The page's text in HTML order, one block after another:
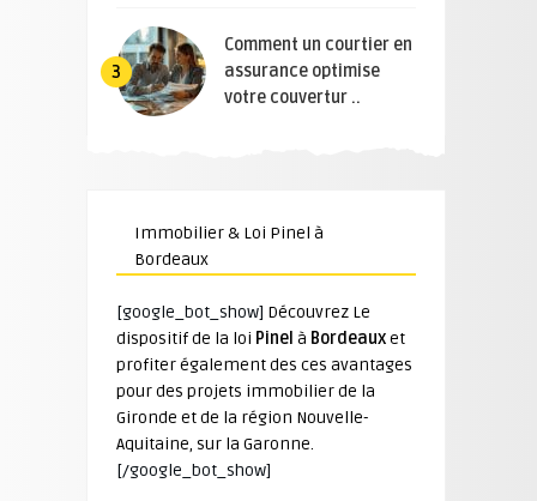
3
Comment un courtier en
assurance optimise
votre couvertur ..
Immobilier & Loi Pinel à
Bordeaux
[google_bot_show] Découvrez Le
dispositif de la loi Pinel à Bordeauxet
profiter également des ces avantages
pour des projets immobilier de la
Gironde et de la région Nouvelle-
Aquitaine, sur la Garonne.
[/google_bot_show]